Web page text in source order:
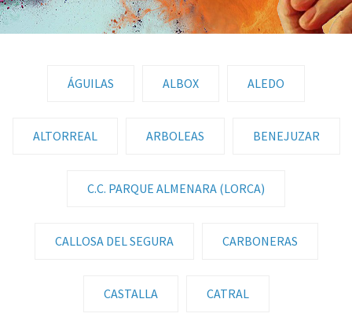
ÁGUILAS ALBOX ALEDO
ALTORREAL ARBOLEAS BENEJUZAR
C.C. PARQUE ALMENARA (LORCA)
CALLOSA DEL SEGURA CARBONERAS
CASTALLA CATRAL